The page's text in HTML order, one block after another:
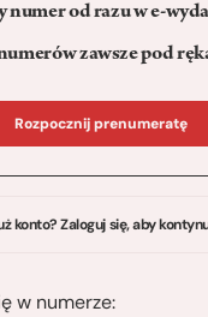
numer od razu w e-
zawsze pod
Rozpocznij prenumeratę
konto? Zaloguj się, aby
w numerze: